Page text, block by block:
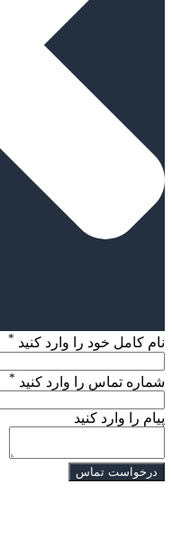
نام کامل خود را وارد کنید *
شماره تماس را وارد کنید *
پیام را وارد کنید